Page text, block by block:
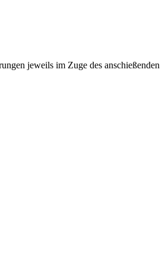
jeweils im Zuge des anschießenden